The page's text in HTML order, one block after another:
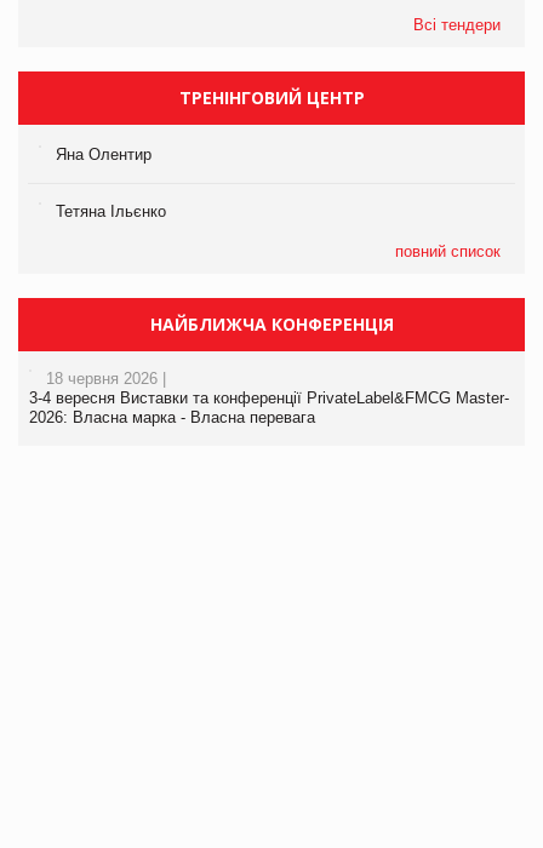
Всі тендери
ТРЕНІНГОВИЙ ЦЕНТР
Яна Олентир
Тетяна Ільєнко
повний список
НАЙБЛИЖЧА КОНФЕРЕНЦІЯ
18 червня 2026 |
3-4 вересня Виставки та конференції PrivateLabel&FMCG Master-
2026: Власна марка - Власна перевага